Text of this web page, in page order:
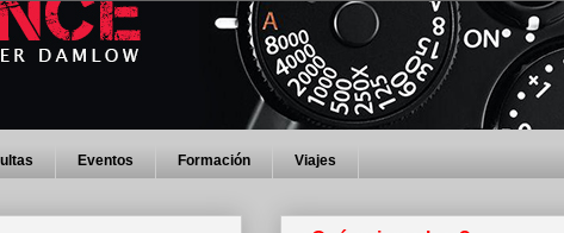
Eventos Formación Viajes